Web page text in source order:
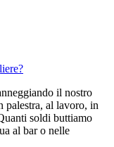
il nostro
palestra, al lavoro, in
soldi buttiamo
al bar o nelle